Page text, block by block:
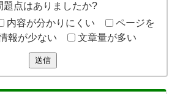
題点はありましたか?
内容が分かりにくい
ページを
報が少ない 文章量が多い
送信